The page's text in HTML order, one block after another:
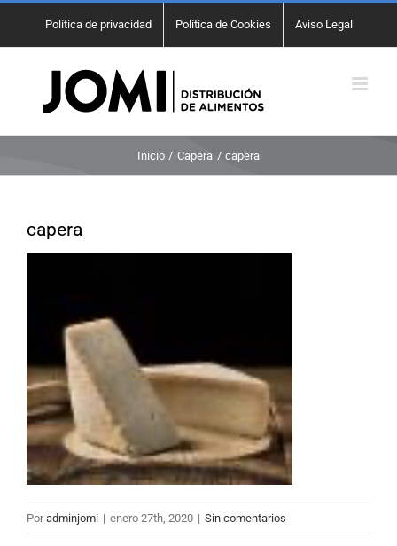
Política de privacidad Política de Cookies Aviso Legal
Inicio Capera capera
capera
Poradminjomi | enero 27th, 2020 | Sin comentarios